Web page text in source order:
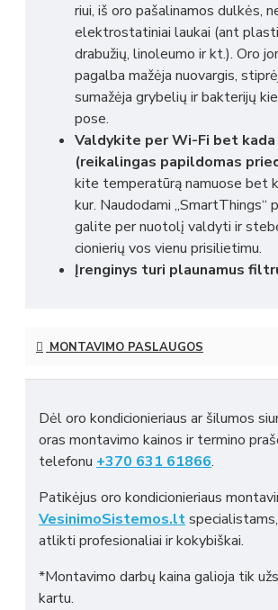
riui, iš oro paša­li­na­mos dulkės,
elek­t­­ros­ta­ti­niai laukai (ant
drabu­žių, lino­le­umo ir kt.). Oro
pagalba mažėja nuova­r­gis,
suma­žėja grybe­­lių ir bakte­­rijų
pose.
Valdy­­­kite per Wi-Fi bet
(reika­li­n­gas papi­l­do­­mas
kite tempe­ra­tūrą namuose bet
kur. Naudo­dami „Sma­r­tThings“
galite per nuotolį valdyti ir
cio­nie­­­rių vos vienu prisi­­­lie­timu.
Įrenginys turi plaunamus
MONTAVIMO PASLAUGOS
Dėl oro kondicionieriaus ar šilumos
oras montavimo kainos ir termino
telefonu +370 631 61866.
Patikėjus oro kondicionieriaus
VesinimoSistemos.lt
atlikti profesionaliai ir kokybiškai.
*Montavimo darbų kaina galioja tik
kartu.